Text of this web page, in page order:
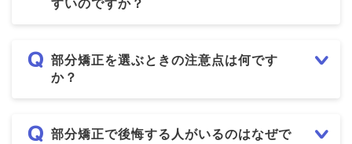
すいのですか？
部分矯正を選ぶときの注意点は何です
か？
部分矯正で後悔する人がいるのはなぜで